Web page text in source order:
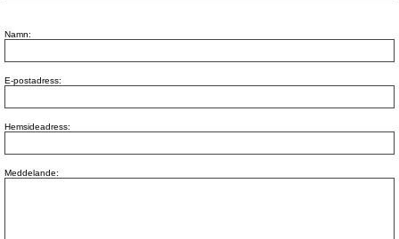
Namn:
E-postadress:
Hemsideadress:
Meddelande: